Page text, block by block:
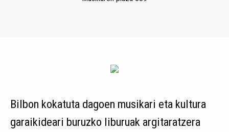
Bilbon kokatuta dagoen musikari eta kultura
garaikideari buruzko liburuak argitaratzera